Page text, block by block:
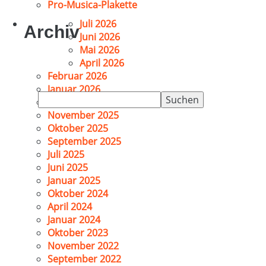
nach:
Pro-Musica-Plakette
ArchivJuli 2026
Juni 2026
Mai 2026
April 2026
Februar 2026
Januar 2026
November 2025
Oktober 2025
September 2025
Juli 2025
Juni 2025
Januar 2025
Oktober 2024
April 2024
Januar 2024
Oktober 2023
November 2022
September 2022